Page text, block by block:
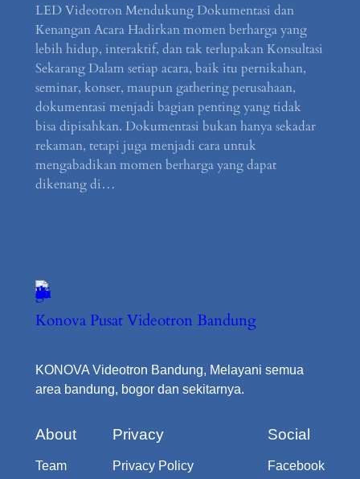
LED Videotron Mendukung Dokumentasi dan
Kenangan Acara Hadirkan momen berharga yang
lebih hidup, interaktif, dan tak terlupakan Konsultasi
Sekarang Dalam setiap acara, baik itu pernikahan,
seminar, konser, maupun gathering perusahaan,
dokumentasi menjadi bagian penting yang tidak
bisa dipisahkan. Dokumentasi bukan hanya sekadar
rekaman, tetapi juga menjadi cara untuk
mengabadikan momen berharga yang dapat
dikenang di…
Konova Pusat Videotron Bandung
KONOVA Videotron Bandung, Melayani semua
area bandung, bogor dan sekitarnya.
About
Team
Privacy
Privacy Policy
Social
Facebook